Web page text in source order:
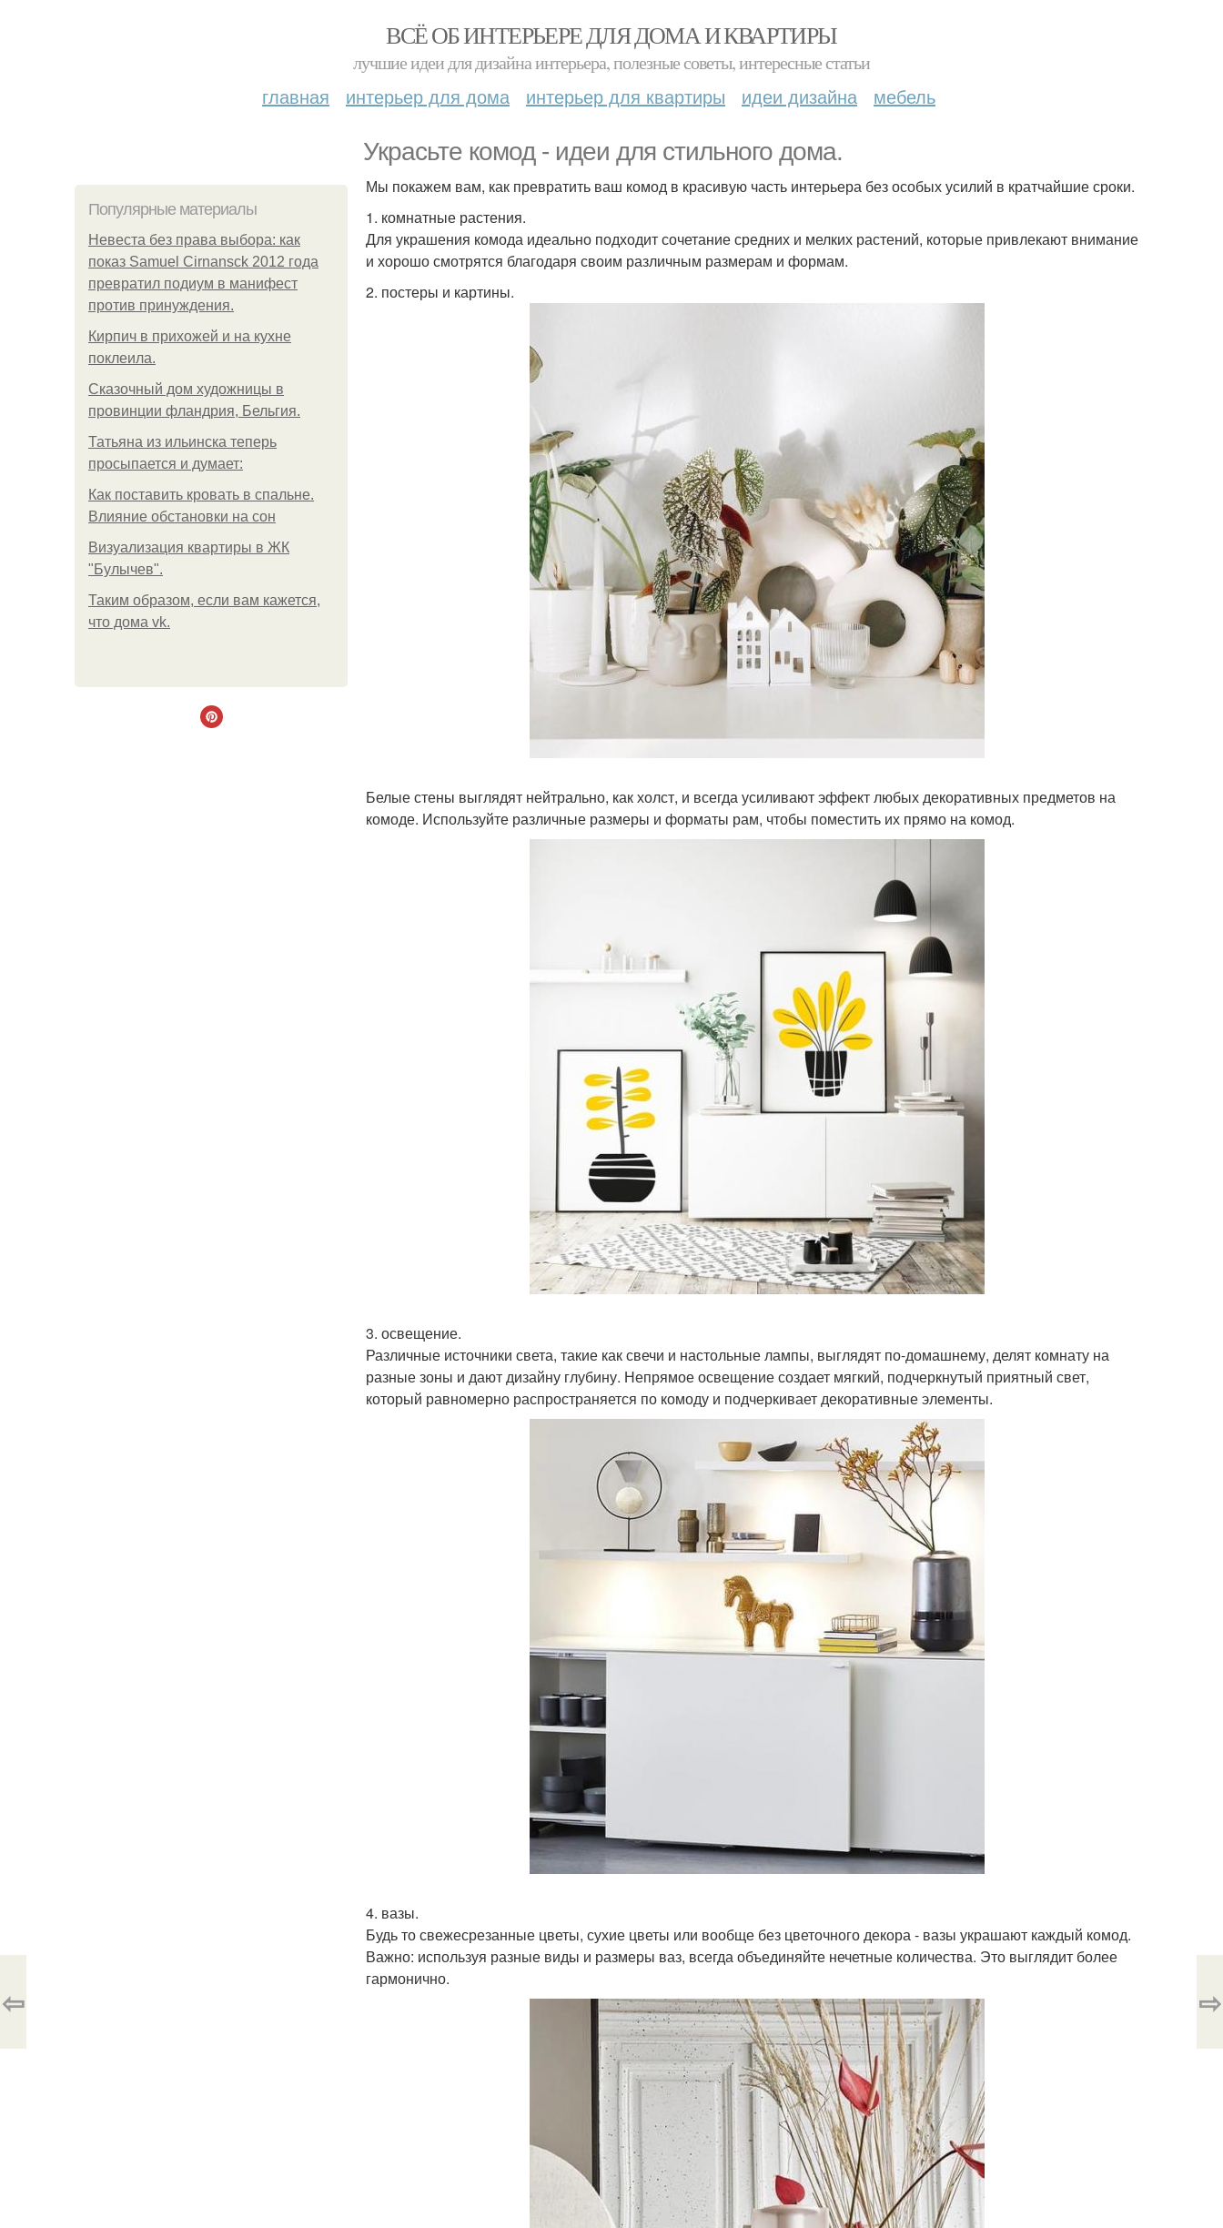
ВСЁ ОБ ИНТЕРЬЕРЕ ДЛЯ ДОМА И КВАРТИРЫ
лучшие идеи для дизайна интерьера, полезные советы, интересные статьи
главная интерьер для дома интерьер для квартиры идеи дизайна мебель
Украсьте комод - идеи для стильного дома.
Популярные материалы
Невеста без права выбора: как
показ Samuel Cirnansck 2012 года
превратил подиум в манифест
против принуждения.
Кирпич в прихожей и на кухне
поклеила.
Сказочный дом художницы в
провинции фландрия, Бельгия.
Татьяна из ильинска теперь
просыпается и думает:
Как поставить кровать в спальне.
Влияние обстановки на сон
Визуализация квартиры в ЖК
"Булычев".
Таким образом, если вам кажется,
что дома vk.
Мы покажем вам, как превратить ваш комод в красивую часть интерьера без особых усилий в кратчайшие сроки.
1. комнатные растения.
Для украшения комода идеально подходит сочетание средних и мелких растений, которые привлекают внимание
и хорошо смотрятся благодаря своим различным размерам и формам.
2. постеры и картины.
Белые стены выглядят нейтрально, как холст, и всегда усиливают эффект любых декоративных предметов на
комоде. Используйте различные размеры и форматы рам, чтобы поместить их прямо на комод.
3. освещение.
Различные источники света, такие как свечи и настольные лампы, выглядят по-домашнему, делят комнату на
разные зоны и дают дизайну глубину. Непрямое освещение создает мягкий, подчеркнутый приятный свет,
который равномерно распространяется по комоду и подчеркивает декоративные элементы.
4. вазы.
Будь то свежесрезанные цветы, сухие цветы или вообще без цветочного декора - вазы украшают каждый комод.
Важно: используя разные виды и размеры ваз, всегда объединяйте нечетные количества. Это выглядит более
гармонично.
⇦ ⇨